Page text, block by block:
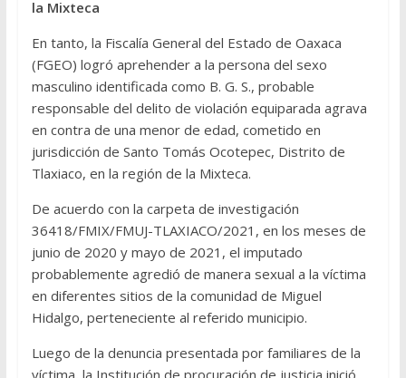
la Mixteca
En tanto, la Fiscalía General del Estado de Oaxaca
(FGEO) logró aprehender a la persona del sexo
masculino identificada como B. G. S., probable
responsable del delito de violación equiparada agrava
en contra de una menor de edad, cometido en
jurisdicción de Santo Tomás Ocotepec, Distrito de
Tlaxiaco, en la región de la Mixteca.
De acuerdo con la carpeta de investigación
36418/FMIX/FMUJ-TLAXIACO/2021, en los meses de
junio de 2020 y mayo de 2021, el imputado
probablemente agredió de manera sexual a la víctima
en diferentes sitios de la comunidad de Miguel
Hidalgo, perteneciente al referido municipio.
Luego de la denuncia presentada por familiares de la